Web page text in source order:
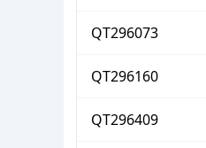
QT296073
QT296160
QT296409